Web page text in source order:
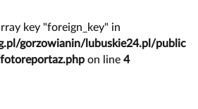
key "foreign_key" in
gorzowianin/lubuskie24.pl/public
on line 4